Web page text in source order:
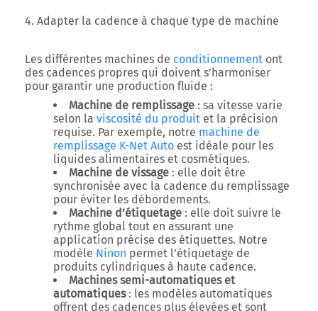
4. Adapter la cadence à chaque type de machine
Les différentes machines de conditionnement ont
des cadences propres qui doivent s’harmoniser
pour garantir une production fluide :
Machine de remplissage : sa vitesse varie
selon la viscosité du produit et la précision
requise. Par exemple, notre machine de
remplissage K-Net Auto est idéale pour les
liquides alimentaires et cosmétiques.
Machine de vissage : elle doit être
synchronisée avec la cadence du remplissage
pour éviter les débordements.
Machine d’étiquetage : elle doit suivre le
rythme global tout en assurant une
application précise des étiquettes. Notre
modèle Ninon permet l’étiquetage de
produits cylindriques à haute cadence.
Machines semi-automatiques et
automatiques: les modèles automatiques
offrent des cadences plus élevées et sont